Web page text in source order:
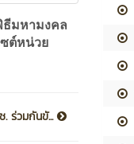
มหามงคล
ต์หน่วย
ร่วมกันขั...